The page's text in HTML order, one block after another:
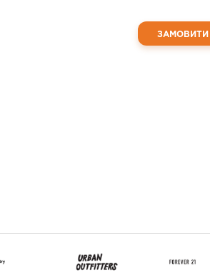
ЗАМОВИТИ